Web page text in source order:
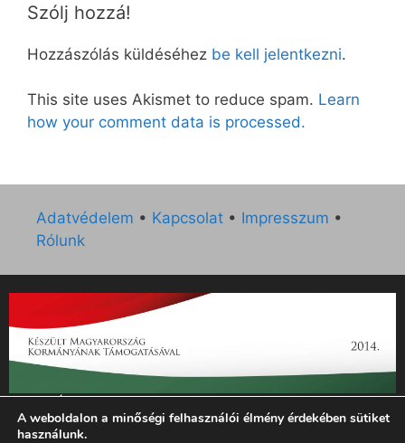
Szólj hozzá!
Hozzászólás küldéséhez be kell jelentkezni.
This site uses Akismet to reduce spam. Learn
how your comment data is processed.
Adatvédelem • Kapcsolat • Impresszum •
Rólunk
„Az Új Ember katolikus hetilap 2014. évi működésének
támogatását az EGYH-KCP-14-P-0121 sz. támogatási
A weboldalon a minőségi felhasználói élmény érdekében sütiket
használunk.